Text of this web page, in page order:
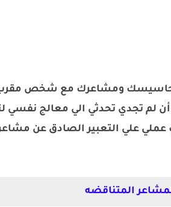
ومشاعرك مع شخص مقرب
لم تجدي تحدثي الي معالج نفسي
عملي علي التعبير الصادق عن
المتناقضه